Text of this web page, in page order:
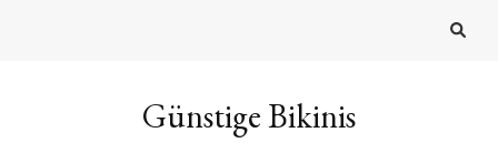
Günstige Bikinis